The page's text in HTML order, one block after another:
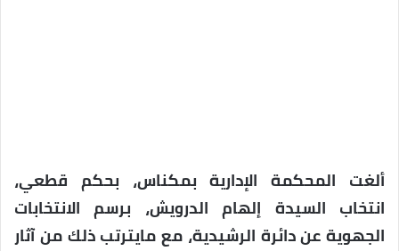
ألغت المحكمة الإدارية بمكناس، بحكم قطعي،
انتخاب السيدة إلهام الدرويش، برسم الانتخابات
الجهوية عن دائرة الرشيدية، مع مايترتب ذلك من آثار